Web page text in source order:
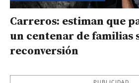
Carreros: estiman que
un centenar de familias
reconversión